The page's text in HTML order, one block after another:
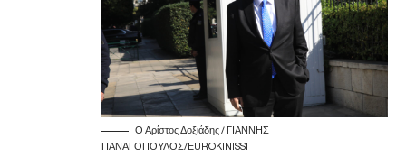
Ο Αρίστος Δοξιάδης / ΓΙΑΝΝΗΣ
ΠΑΝΑΓΟΠΟΥΛΟΣ/EUROKINISSI